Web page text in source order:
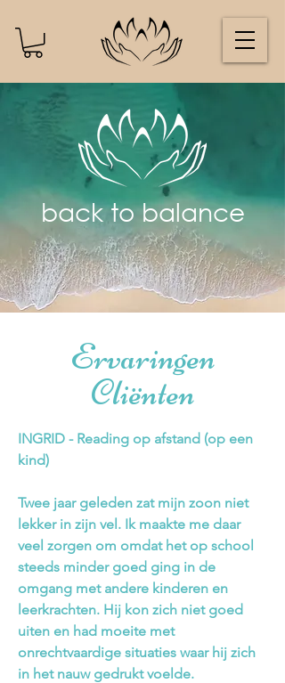
back to balance
Ervaringen
Cliënten
INGRID - Reading op afstand (op een
kind)
Twee jaar geleden zat mijn zoon niet
lekker in zijn vel. Ik maakte me daar
veel zorgen om omdat het op school
steeds minder goed ging in de
omgang met andere kinderen en
leerkrachten. Hij kon zich niet goed
uiten en had moeite met
onrechtvaardige situaties waar hij zich
in het nauw gedrukt voelde.